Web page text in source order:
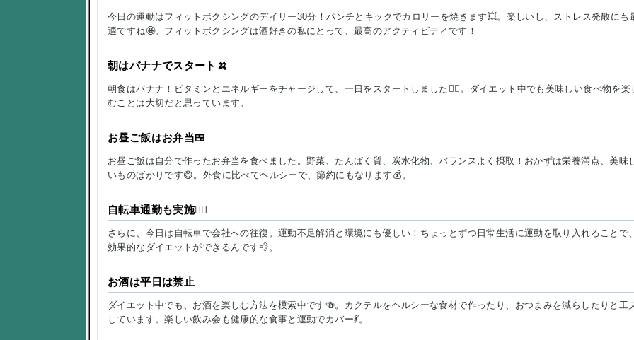
今日の運動はフィットボクシングのデイリー30分！パンチとキックでカロリーを焼きます💥。楽しいし、ストレス発散にも
適ですね🤩。フィットボクシングは酒好きの私にとって、最高のアクティビティです！
朝はバナナでスタート🍌
朝食はバナナ！ビタミンとエネルギーをチャージして、一日をスタートしました🏋️‍♀️。ダイエット中でも美味しい食べ物を楽
むことは大切だと思っています。
お昼ご飯はお弁当🍱
お昼ご飯は自分で作ったお弁当を食べました。野菜、たんぱく質、炭水化物、バランスよく摂取！おかずは栄養満点、美味
いものばかりです😋。外食に比べてヘルシーで、節約にもなります💰。
自転車通勤も実施🚴‍♀️
さらに、今日は自転車で会社への往復。運動不足解消と環境にも優しい！ちょっとずつ日常生活に運動を取り入れることで、
効果的なダイエットができるんです💨。
お酒は平日は禁止
ダイエット中でも、お酒を楽しむ方法を模索中です🍻。カクテルをヘルシーな食材で作ったり、おつまみを減らしたりと工
しています。楽しい飲み会も健康的な食事と運動でカバー💃。